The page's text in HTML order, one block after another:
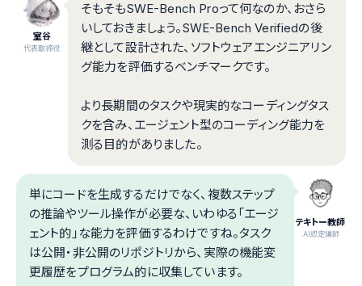
室谷
代表取締役
そもそもSWE-Bench Proって何なのか、おさら
いしておきましょう。SWE-Bench Verifiedの後
継として設計された、ソフトウェアエンジニアリン
グ能力を評価するベンチマークです。
より長期間のタスクや現実的なコーディングタス
クを含み、エージェント型のコーディング能力を
測る目的がありました。
テキトー教師
.AI認定講師
単にコードを生成するだけでなく、複数ステップ
の推論やツール操作が必要な、いわゆる「エージ
ェント的」な能力を評価するわけですね。タスク
は公開・非公開のリポジトリから、実際の機能変
更履歴をプログラム的に収集しています。